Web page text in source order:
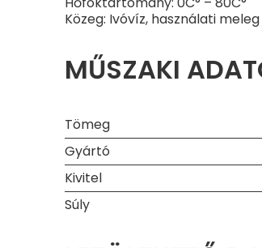
Közeg: Ivóvíz, használati
MŰSZAKI
Tömeg
Gyártó
Kivitel
Súly